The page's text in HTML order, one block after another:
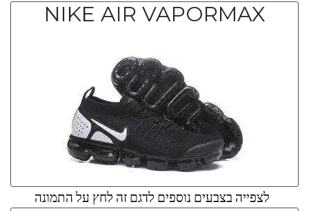
NIKE AIR VAPORMAX
לצפייה בצבעים נוספים לדגם זה לחץ על התמונה